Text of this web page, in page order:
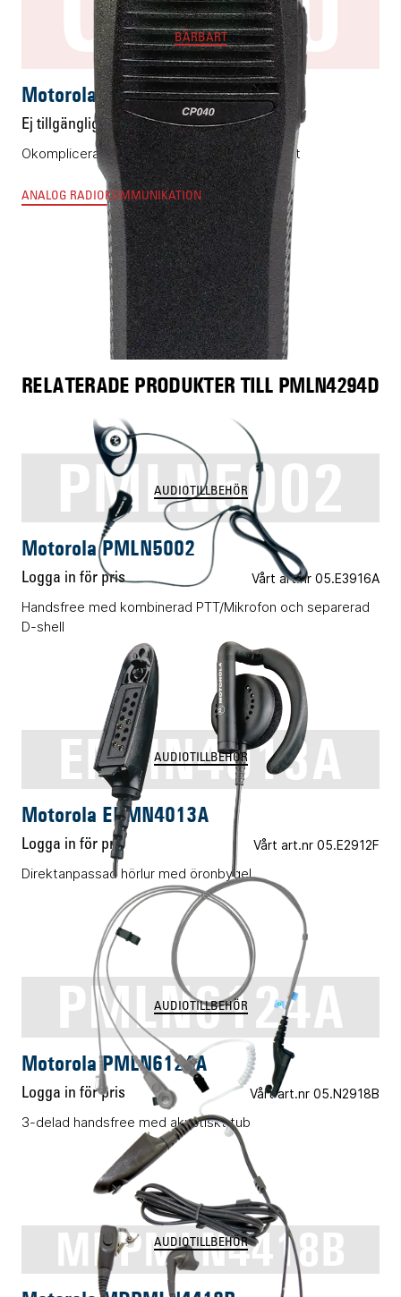
BÄRBART
Motorola CP040
Ej tillgänglig
Okomplicerad och billig men ändå kompetent
ANALOG RADIOKOMMUNIKATION
RELATERADE PRODUKTER TILL PMLN4294D
PMLN5002
AUDIOTILLBEHÖR
Motorola PMLN5002
Logga in för pris Vårt art.nr 05.E3916A
Handsfree med kombinerad PTT/Mikrofon och separerad
D-shell
ENMN4013A
AUDIOTILLBEHÖR
Motorola ENMN4013A
Logga in för pris Vårt art.nr 05.E2912F
Direktanpassad hörlur med öronbygel
PMLN6124A
AUDIOTILLBEHÖR
Motorola PMLN6124A
Logga in för pris Vårt art.nr 05.N2918B
3-delad handsfree med akustiskt tub
MDPMLN4418B
AUDIOTILLBEHÖR